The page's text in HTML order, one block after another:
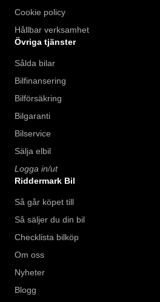
Cookie policy
Hållbar verksamhet
Övriga tjänster
Sålda bilar
Bilfinansering
Bilförsäkring
Bilgaranti
Bilservice
Sälja elbil
Logga in/ut
Riddermark Bil
Så går köpet till
Så säljer du din bil
Checklista bilköp
Om oss
Nyheter
Blogg